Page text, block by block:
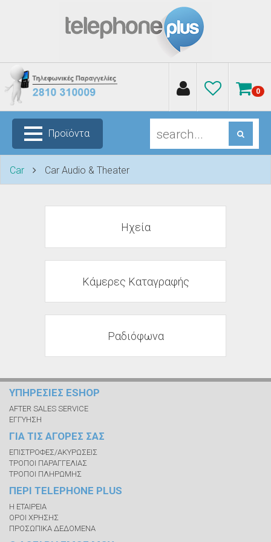
0
Προϊόντα
Car Car Audio & Theater
Ηχεία
Κάμερες Καταγραφής
Ραδιόφωνα
ΥΠΗΡΕΣΙΕΣ ESHOP
AFTER SALES SERVICE
ΕΓΓΥΗΣΗ
ΓΙΑ ΤΙΣ ΑΓΟΡΕΣ ΣΑΣ
ΕΠΙΣΤΡΟΦΕΣ/ΑΚΥΡΩΣΕΙΣ
ΤΡΟΠΟΙ ΠΑΡΑΓΓΕΛΙΑΣ
ΤΡΟΠΟΙ ΠΛΗΡΩΜΗΣ
ΠΕΡΙ TELEPHONE PLUS
Η ΕΤΑΙΡΕΙΑ
ΟΡΟΙ ΧΡΗΣΗΣ
ΠΡΟΣΩΠΙΚΑ ΔΕΔΟΜΕΝΑ